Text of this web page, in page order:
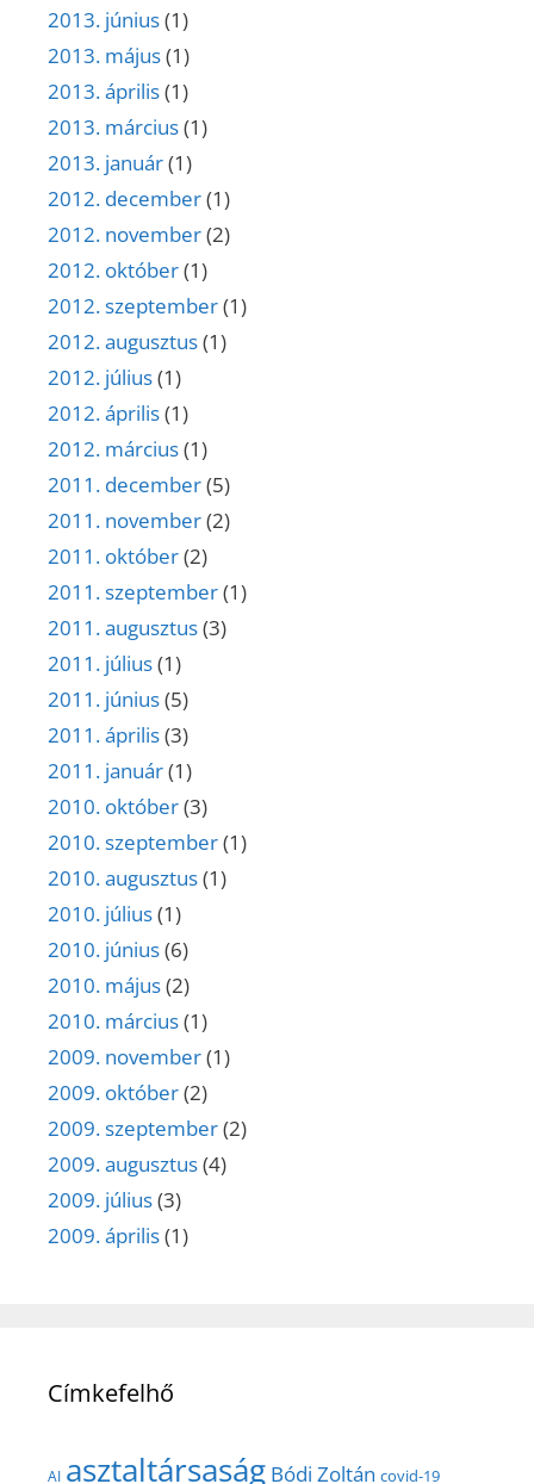
2013. június(1)
2013. május(1)
2013. április(1)
2013. március(1)
2013. január(1)
2012. december(1)
2012. november(2)
2012. október(1)
2012. szeptember(1)
2012. augusztus(1)
2012. július(1)
2012. április(1)
2012. március(1)
2011. december(5)
2011. november(2)
2011. október(2)
2011. szeptember(1)
2011. augusztus(3)
2011. július(1)
2011. június(5)
2011. április(3)
2011. január(1)
2010. október(3)
2010. szeptember(1)
2010. augusztus(1)
2010. július(1)
2010. június(6)
2010. május(2)
2010. március(1)
2009. november(1)
2009. október(2)
2009. szeptember(2)
2009. augusztus(4)
2009. július(3)
2009. április(1)
Címkefelhő
AI asztaltársaság Bódi Zoltán covid-19